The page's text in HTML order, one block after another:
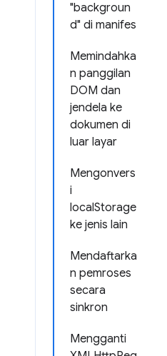
"backgroun
d" di manifes
Memindahka
n panggilan
DOM dan
jendela ke
dokumen di
luar layar
Mengonvers
i
localStorage
ke jenis lain
Mendaftarka
n pemroses
secara
sinkron
Mengganti